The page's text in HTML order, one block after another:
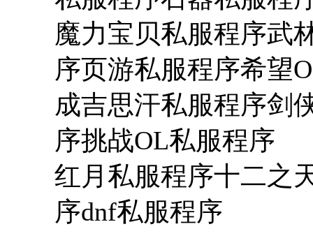
魔力宝贝私服程序武
序页游私服程序希望
成吉思汗私服程序剑
序挑战OL私服程序
红月私服程序十二之
序dnf私服程序